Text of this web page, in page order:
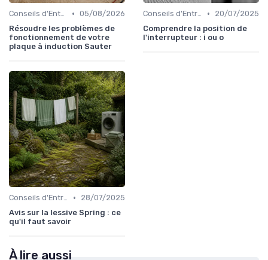
Conseils d'Entretien • 05/08/2026
Résoudre les problèmes de
fonctionnement de votre
plaque à induction Sauter
Conseils d'Entretien •
20/07/2025
Comprendre la position de
l'interrupteur : i ou o
Conseils d'Entretien •
28/07/2025
Avis sur la lessive Spring : ce
qu'il faut savoir
À lire aussi